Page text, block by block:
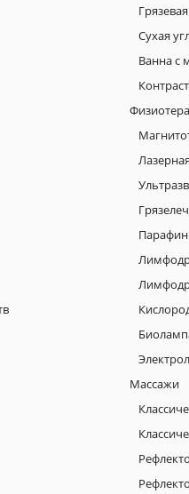
Сухая
Ванна с
Парафин
Массажи